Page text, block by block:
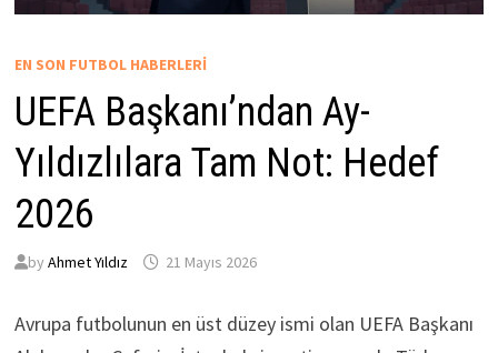
EN SON FUTBOL HABERLERI
UEFA Başkanı’ndan Ay-
Yıldızlılara Tam Not: Hedef
2026
by Ahmet Yıldız 21 Mayıs 2026
Avrupa futbolunun en üst düzey ismi olan UEFA Başkanı